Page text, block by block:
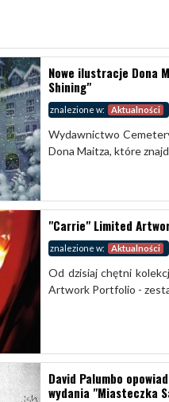
Nowe ilustracje Dona
Shining"
znalezione w: Aktualności
Wydawnictwo
Dona Maitza, które
"Carrie" Limited
znalezione w: Aktualności
Od dzisiaj chętni
Artwork Portfolio -
David Palumbo
wydania "Miasteczka